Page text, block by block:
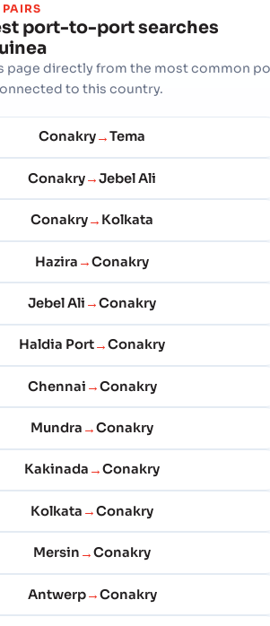
port-to-port searches
page directly from the most common
to this country.
Conakry→Tema
Conakry→Jebel Ali
Conakry→ Kolkata
Hazira →Conakry
Jebel Ali →Conakry
Haldia Port→Conakry
Chennai →Conakry
Mundra →Conakry
Kakinada →Conakry
Kolkata →Conakry
Mersin →Conakry
Antwerp→Conakry